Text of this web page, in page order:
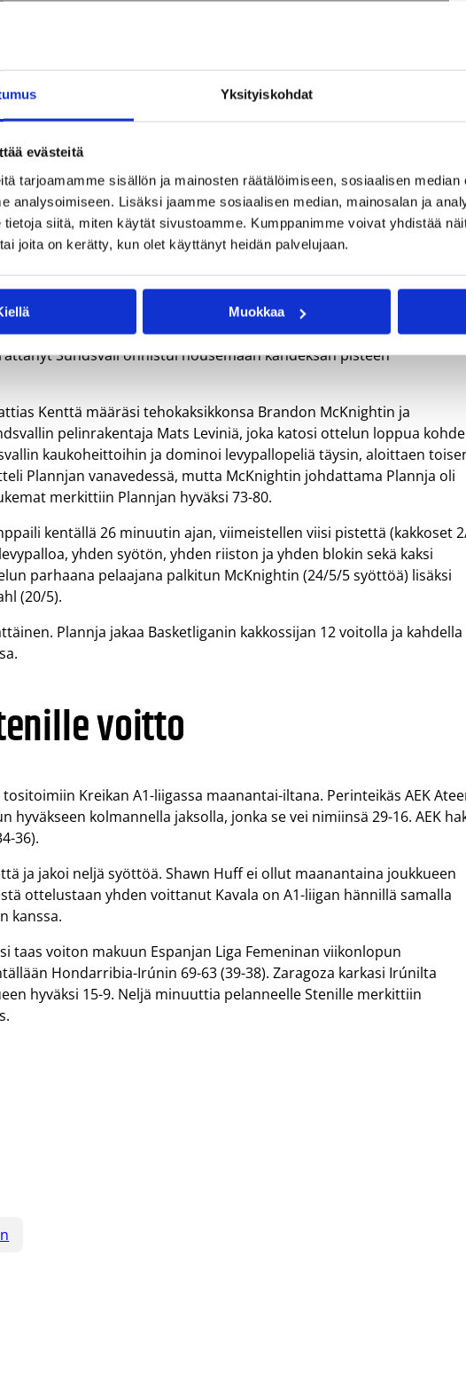
Yksityiskohdat
evästeitä
tarjoamamme sisällön ja mainosten räätälöimiseen, sosiaalisen
analysoimiseen. Lisäksi jaamme sosiaalisen median, mainosalan ja
tietoja siitä, miten käytät sivustoamme. Kumppanimme voivat yhdistää
joita on kerätty, kun olet käyttänyt heidän palvelujaan.
Muokkaa
hyökkäyspeliään kulkemaan kärkikamppailun avausjaksolla,
Sundsvall onnistui nousemaan kahdeksan pisteen
Kenttä määräsi tehokaksikkonsa Brandon McKnightin ja
pelinrakentaja Mats Leviniä, joka katosi ottelun loppua
kaukoheittoihin ja dominoi levypallopeliä täysin, aloittaen
Plannjan vanavedessä, mutta McKnightin johdattama Plannja oli
merkittiin Plannjan hyväksi 73-80.
kentällä 26 minuutin ajan, viimeistellen viisi pistettä (kakkoset
yhden syötön, yhden riiston ja yhden blokin sekä kaksi
parhaana pelaajana palkitun McKnightin (24/5/5 syöttöä) lisäksi
(20/5).
Plannja jakaa Basketliganin kakkossijan 12 voitolla ja kahdella
voitto
Kreikan A1-liigassa maanantai-iltana. Perinteikäs AEK
hyväkseen kolmannella jaksolla, jonka se vei nimiinsä 29-16. AEK
36).
ja jakoi neljä syöttöä. Shawn Huff ei ollut maanantaina joukkueen
ottelustaan yhden voittanut Kavala on A1-liigan hännillä samalla
kanssa.
taas voiton makuun Espanjan Liga Femeninan viikonlopun
Hondarribia-Irúnin 69-63 (39-38). Zaragoza karkasi Irúnilta
hyväksi 15-9. Neljä minuuttia pelanneelle Stenille merkittiin